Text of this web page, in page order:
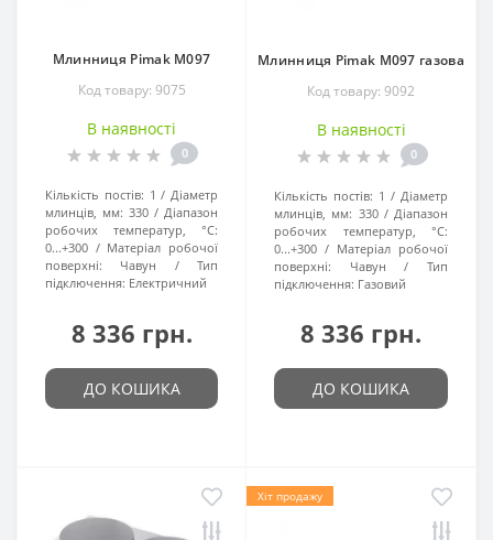
Млинниця Pimak M097
Код товару: 9075
В наявності
0
Кількість постів: 1
Діаметр
млинців, мм: 330
Діапазон
робочих температур, °C:
0...+300
Матеріал робочої
поверхні:
Чавун
Тип
підключення: Електричний
8 336 грн.
ДО КОШИКА
Млинниця Pimak M097 газова
Код товару: 9092
В наявності
0
Кількість постів: 1
Діаметр
млинців, мм: 330
Діапазон
робочих температур, °C:
0...+300
Матеріал робочої
поверхні:
Чавун
Тип
підключення: Газовий
8 336 грн.
ДО КОШИКА
Хіт продажу